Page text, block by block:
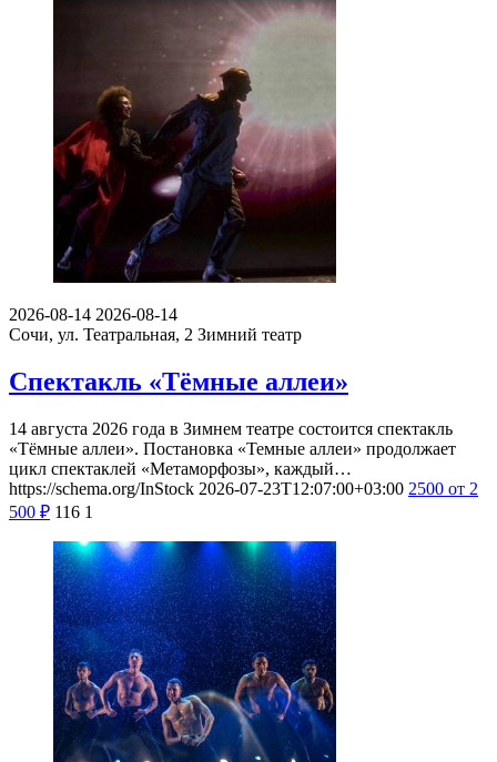
2026-08-14 2026-08-14
Сочи, ул. Театральная, 2 Зимний театр
Спектакль «Тёмные аллеи»
14 августа 2026 года в Зимнем театре состоится спектакль
«Тёмные аллеи». Постановка «Темные аллеи» продолжает
цикл спектаклей «Метаморфозы», каждый…
https://schema.org/InStock 2026-07-23T12:07:00+03:00 2500 от 2
500 ₽ 116 1